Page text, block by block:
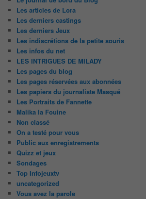
Les articles de Lora
Les derniers castings
Les derniers Jeux
Les indiscrétions de la petite souris
Les infos du net
LES INTRIGUES DE MILADY
Les pages du blog
Les pages réservées aux abonnées
Les papiers du journaliste Masqué
Les Portraits de Fannette
Malika la Fouine
Non classé
On a testé pour vous
Public aux enregistrements
Quizz et jeux
Sondages
Top Infojeuxtv
uncategorized
Vous avez la parole